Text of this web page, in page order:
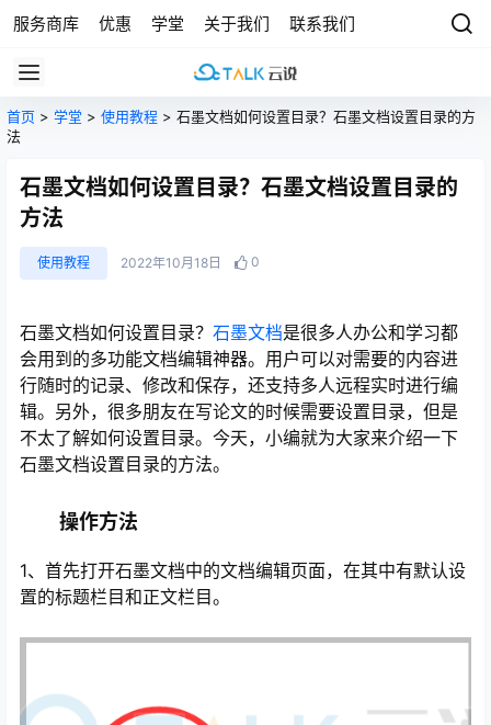
服务商库 优惠 学堂 关于我们 联系我们
首页 > 学堂 > 使用教程 > 石墨文档如何设置目录？石墨文档设置目录的方
法
石墨文档如何设置目录？石墨文档设置目录的
方法
使用教程 2022年10月18日 0
石墨文档如何设置目录？ 石墨文档是很多人办公和学习都
会用到的多功能文档编辑神器。用户可以对需要的内容进
行随时的记录、修改和保存，还支持多人远程实时进行编
辑。另外，很多朋友在写论文的时候需要设置目录，但是
不太了解如何设置目录。今天，小编就为大家来介绍一下
石墨文档设置目录的方法。
操作方法
1、首先打开石墨文档中的文档编辑页面，在其中有默认设
置的标题栏目和正文栏目。